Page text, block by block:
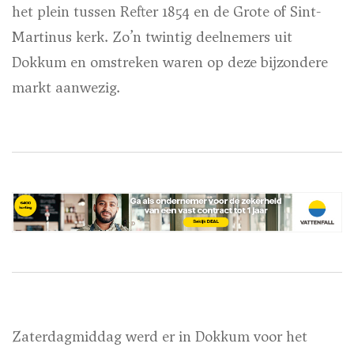
het plein tussen Refter 1854 en de Grote of Sint-
Martinus kerk. Zo’n twintig deelnemers uit
Dokkum en omstreken waren op deze bijzondere
markt aanwezig.
Zaterdagmiddag werd er in Dokkum voor het